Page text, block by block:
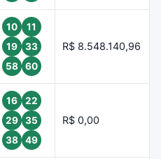
10
11
19
33
58
60
R$ 8.548.140,96
16
22
29
35
38
49
R$ 0,00